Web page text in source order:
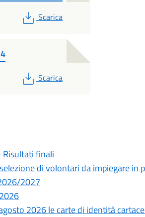
PDF
Scarica
PDF
Scarica
Risultati finali
selezione di volontari da impiegare in
2027
agosto 2026 le carte di identità